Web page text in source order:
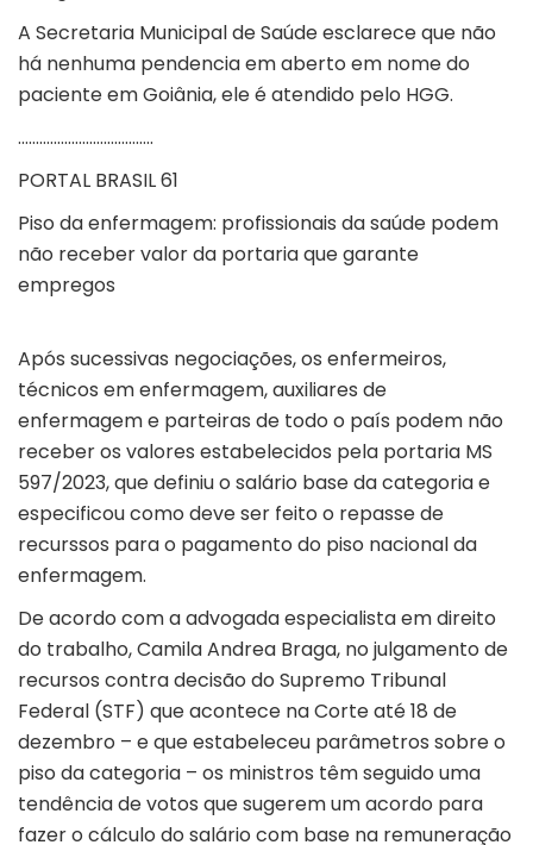
A Secretaria Municipal de Saúde esclarece que não
há nenhuma pendencia em aberto em nome do
paciente em Goiânia, ele é atendido pelo HGG.
………………………………..
PORTAL BRASIL 61
Piso da enfermagem: profissionais da saúde podem
não receber valor da portaria que garante
empregos
Após sucessivas negociações, os enfermeiros,
técnicos em enfermagem, auxiliares de
enfermagem e parteiras de todo o país podem não
receber os valores estabelecidos pela portaria MS
597/2023, que definiu o salário base da categoria e
especificou como deve ser feito o repasse de
recurssos para o pagamento do piso nacional da
enfermagem.
De acordo com a advogada especialista em direito
do trabalho, Camila Andrea Braga, no julgamento de
recursos contra decisão do Supremo Tribunal
Federal (STF) que acontece na Corte até 18 de
dezembro – e que estabeleceu parâmetros sobre o
piso da categoria – os ministros têm seguido uma
tendência de votos que sugerem um acordo para
fazer o cálculo do salário com base na remuneração